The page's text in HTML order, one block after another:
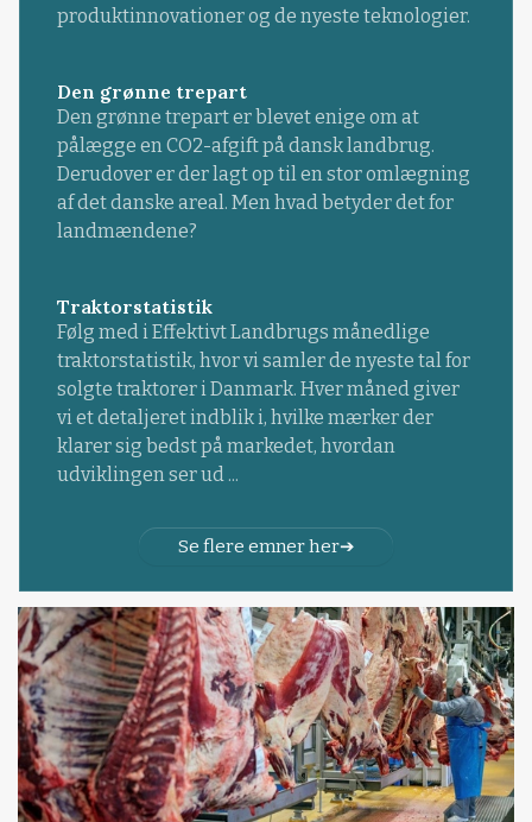
produktinnovationer og de nyeste teknologier.
Den grønne trepart
Den grønne trepart er blevet enige om at
pålægge en CO2-afgift på dansk landbrug.
Derudover er der lagt op til en stor omlægning
af det danske areal. Men hvad betyder det for
landmændene?
Traktorstatistik
Følg med i Effektivt Landbrugs månedlige
traktorstatistik, hvor vi samler de nyeste tal for
solgte traktorer i Danmark. Hver måned giver
vi et detaljeret indblik i, hvilke mærker der
klarer sig bedst på markedet, hvordan
udviklingen ser ud ...
Se flere emner her